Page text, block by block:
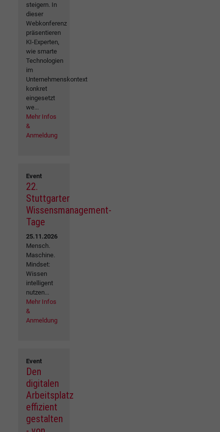
steigern. In
dieser
Webkonferenz
präsentieren
KI-Experten,
wie smarte
Technologien
im
Unternehmenskontext
konkret
eingesetzt
we...
Mehr Infos
&
Anmeldung
Event
22.
Stuttgarter
Wissensmanagement-
Tage
25.11.2026
Mensch.
Maschine.
Mindset:
Wissen
intelligent
nutzen...
Mehr Infos
&
Anmeldung
Event
Den
digitalen
Arbeitsplatz
effizient
gestalten